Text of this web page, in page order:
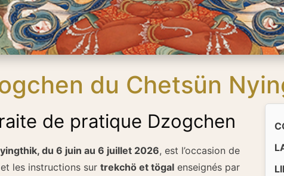
du Chetsün
de pratique Dzogchen
du 6 juin au 6 juillet 2026, est l’occasion de
les instructions sur trekchö et tögalenseignés par